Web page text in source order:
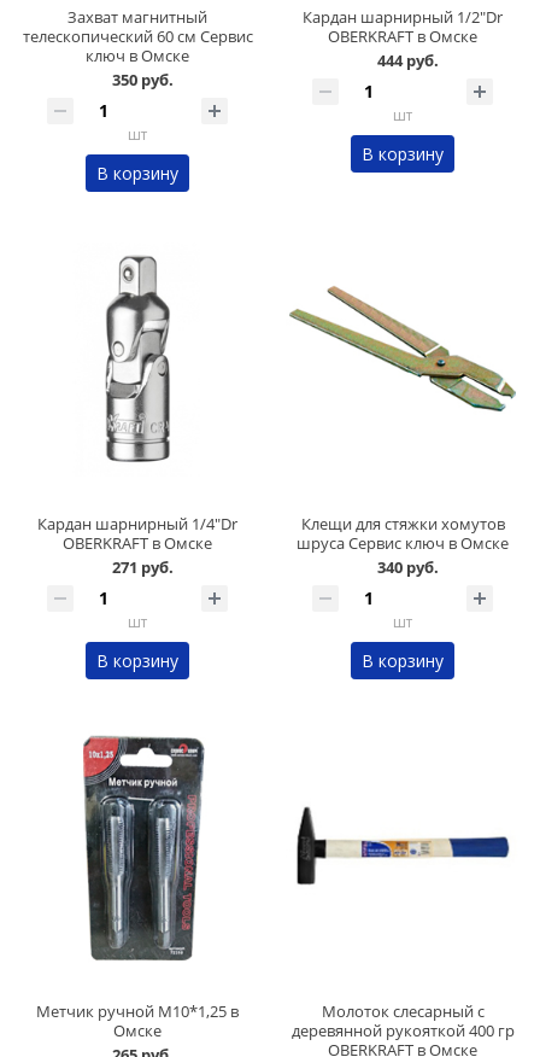
Захват магнитный
телескопический 60 см Сервис
ключ в Омске
350 руб.
шт
В корзину
Кардан шарнирный 1/2"Dr
OBERKRAFT в Омске
444 руб.
шт
В корзину
Кардан шарнирный 1/4"Dr
OBERKRAFT в Омске
271 руб.
шт
В корзину
Клещи для стяжки хомутов
шруса Сервис ключ в Омске
340 руб.
шт
В корзину
Метчик ручной М10*1,25 в
Омске
Молоток слесарный с
деревянной рукояткой 400 гр
OBERKRAFT в Омске